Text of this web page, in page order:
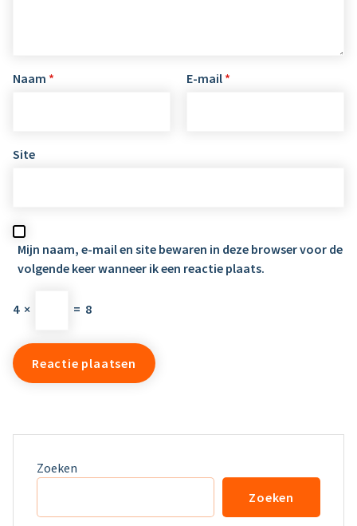
Naam * E-mail *
Site
Mijn naam, e-mail en site bewaren in deze browser voor de
volgende keer wanneer ik een reactie plaats.
4 × = 8
Zoeken
Zoeken